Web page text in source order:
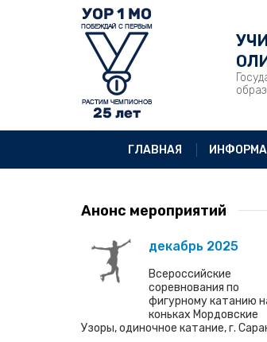
ГЛАВНАЯ
Анонс мероприятий
декабрь 2025
Всероссийские
соревнования по
фигурному катанию
коньках Мордовские
Узоры, одиночное катание, г.